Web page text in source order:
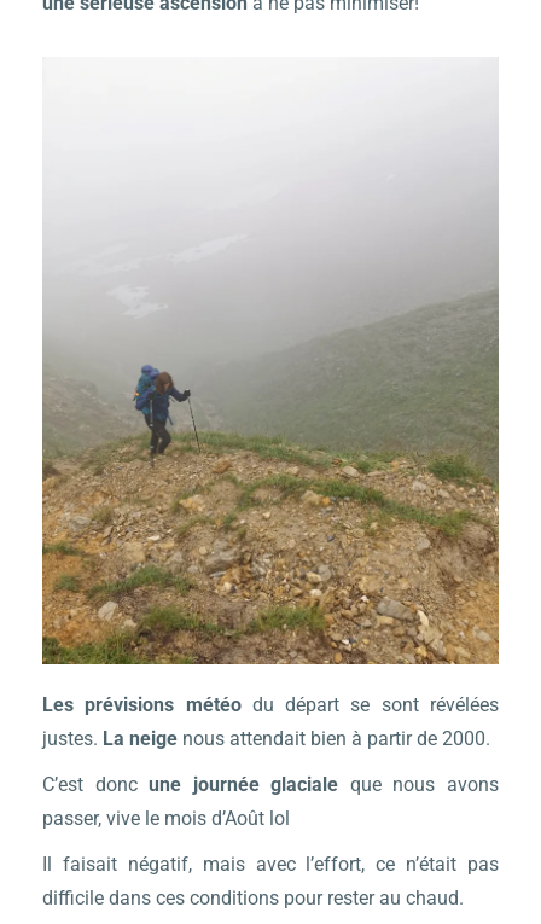
Les prévisions météodu départ se sont révélées
justes. La neige nous attendait bien à partir de 2000.
C’est doncune journée glaciale que nous avons
passer, vive le mois d’Août lol
Il faisait négatif, mais avec l’effort, ce n’était pas
difficile dans ces conditions pour rester au chaud.